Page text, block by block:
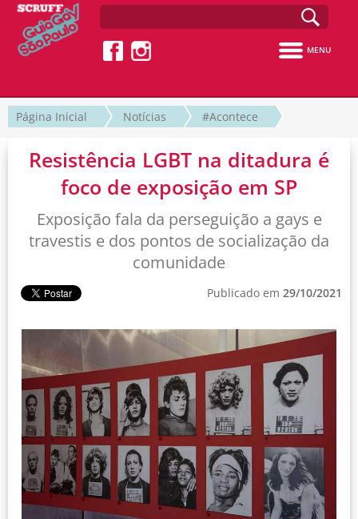
MENU
Página Inicial Notícias #Acontece
Resistência LGBT na ditadura é
foco de exposição em SP
Exposição fala da perseguição a gays e
travestis e dos pontos de socialização da
comunidade
Publicado em 29/10/2021